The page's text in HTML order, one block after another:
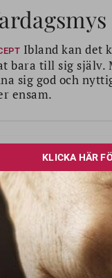
Ibland kan det
bara till sig själv.
sig god och
ensam.
söta
Vi låter
Vad sägs om
med
eller het